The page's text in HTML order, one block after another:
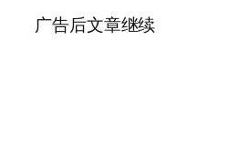
广告后文章继续